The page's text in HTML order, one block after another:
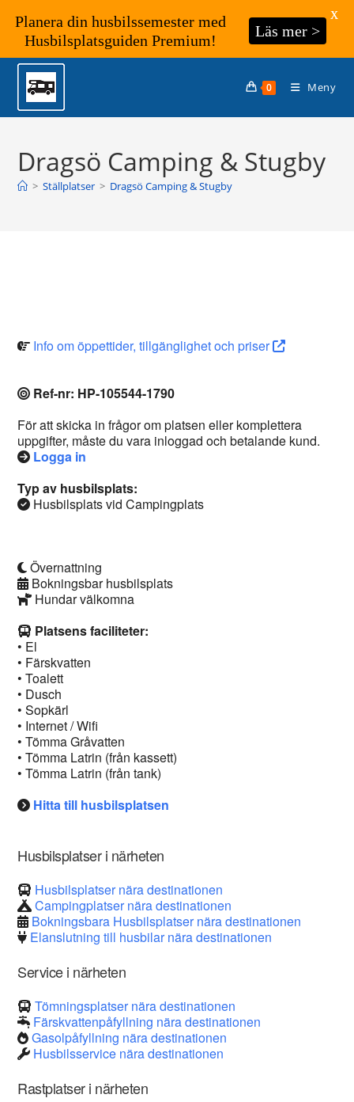
Hoppa
innehållet
0 Meny
Dragsö Camping & Stugby
> Ställplatser > Dragsö Camping & Stugby
Info om öppettider, tillgänglighet och priser
Ref-nr: HP-105544-1790
För att skicka in frågor om platsen eller komplettera
uppgifter, måste du vara inloggad och betalande kund.
Logga in
Typ av husbilsplats:
Husbilsplats vid Campingplats
Övernattning
Bokningsbar husbilsplats
Hundar välkomna
Platsens faciliteter:
• El
• Färskvatten
• Toalett
• Dusch
• Sopkärl
• Internet / Wifi
• Tömma Gråvatten
• Tömma Latrin (från kassett)
• Tömma Latrin (från tank)
Hitta till husbilsplatsen
Husbilsplatser i närheten
Husbilsplatser nära destinationen
Campingplatser nära destinationen
Bokningsbara Husbilsplatser nära destinationen
Elanslutning till husbilar nära destinationen
Service i närheten
Tömningsplatser nära destinationen
Färskvattenpåfyllning nära destinationen
Gasolpåfyllning nära destinationen
Husbilsservice nära destinationen
Rastplatser i närheten
Planera din husbilssemester med
Husbilsplatsguiden Premium!
Läs mer >
X